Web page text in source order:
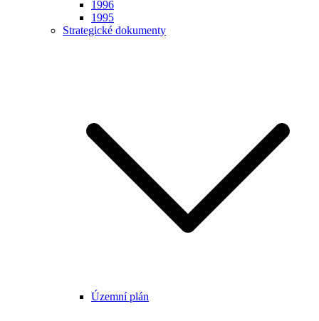
1996
1995
Strategické dokumenty
Územní plán